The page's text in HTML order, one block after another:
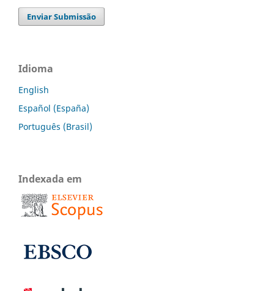
Enviar Submissão
Idioma
English
Español (España)
Português (Brasil)
Indexada em